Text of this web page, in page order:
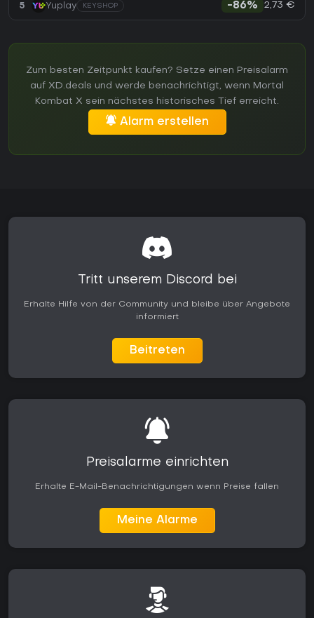
5 Yuplay KEYSHOP -86% 2,73 €
Zum besten Zeitpunkt kaufen? Setze einen Preisalarm
auf XD.deals und werde benachrichtigt, wenn Mortal
Kombat X sein nächstes historisches Tief erreicht.
Alarm erstellen
Tritt unserem Discord bei
Erhalte Hilfe von der Community und bleibe über Angebote
informiert
Beitreten
Preisalarme einrichten
Erhalte E-Mail-Benachrichtigungen wenn Preise fallen
Meine Alarme